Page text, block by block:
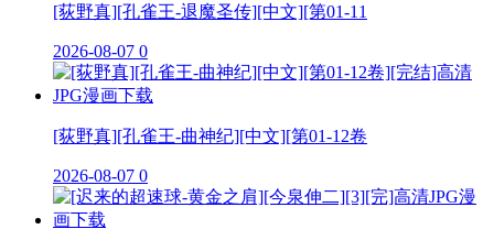
[荻野真][孔雀王-退魔圣传][中文][第01-11
2026-08-07 0
[荻野真][孔雀王-曲神纪][中文][第01-12卷
2026-08-07 0